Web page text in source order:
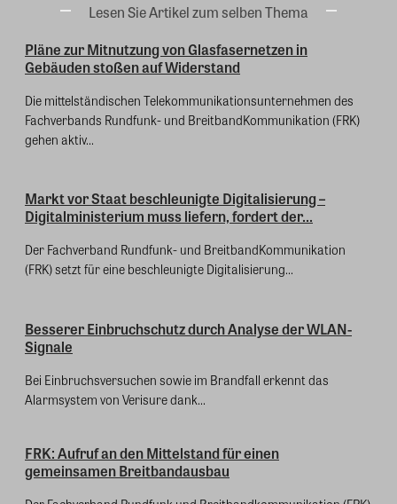
Lesen Sie Artikel zum selben Thema
Pläne zur Mitnutzung von Glasfasernetzen in
Gebäuden stoßen auf Widerstand
Die mittelständischen Telekommunikationsunternehmen des
Fachverbands Rundfunk- und BreitbandKommunikation (FRK)
gehen aktiv...
Markt vor Staat beschleunigte Digitalisierung –
Digitalministerium muss liefern, fordert der...
Der Fachverband Rundfunk- und BreitbandKommunikation
(FRK) setzt für eine beschleunigte Digitalisierung...
Besserer Einbruchschutz durch Analyse der WLAN-
Signale
Bei Einbruchsversuchen sowie im Brandfall erkennt das
Alarmsystem von Verisure dank...
FRK: Aufruf an den Mittelstand für einen
gemeinsamen Breitbandausbau